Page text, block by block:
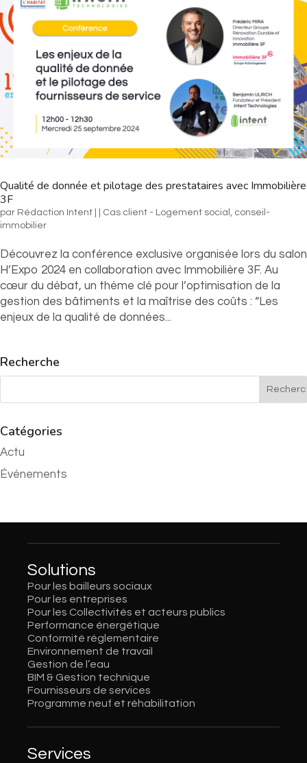
Qualité de donnée et pilotage des prestataires avec Immobilière
3F
par Rédaction Intent Cas client - Logement social , conseil-
immobilier
Découvrez la conférence exclusive organisée lors du salon
H’Expo 2024 en collaboration avec Immobilière 3F. Au
cœur du débat, un thème clé pour l’optimisation de la
gestion des bâtiments et la maîtrise des coûts : “Les
enjeux de la qualité de données...
Recherche
Catégories
Actu
Événements
Solutions
Pour les bailleurs sociaux
Pour les entreprises
Pour les Collectivités et acteurs publics
Performance énergétique
Conformité réglementaire
Environnement de travail
Gestion de l’eau
BIM & Gestion technique
Fournisseurs de services
Programme neuf et réhabilitation
Services